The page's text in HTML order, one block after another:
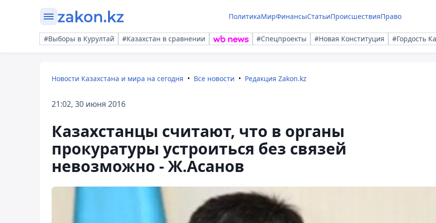
ПолитикаМирФинансыСтатьиПроисшествияПраво
#Выборы в Курултай #Казахстан в сравнении #Спецпроекты #Новая Конституция #Гордость
Новости Казахстана и мира на сегодня Все новости Редакция Zakon.kz
21:02, 30 июня 2016
Казахстанцы считают, что в органы
прокуратуры устроиться без связей
невозможно - Ж.Асанов